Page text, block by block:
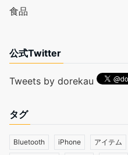
食品
公式Twitter
Tweets by dorekau
タグ
Bluetooth iPhone アイテム